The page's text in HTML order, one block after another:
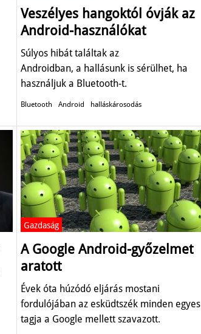
Veszélyes hangoktól óvják az
Android-használókat
Súlyos hibát találtak az
Androidban, a hallásunk is sérülhet, ha
használjuk a Bluetooth-t.
Bluetooth Android halláskárosodás
Gazdaság
A Google Android-győzelmet
aratott
Évek óta húzódó eljárás mostani
fordulójában az esküdtszék minden egyes
tagja a Google mellett szavazott.